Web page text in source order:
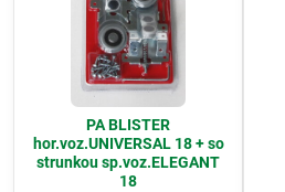
PA BLISTER
hor.voz.UNIVERSAL 18 + so
strunkou sp.voz.ELEGANT
18